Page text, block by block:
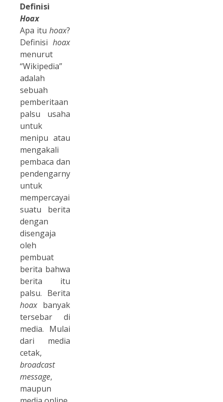
Definisi
Hoax
Apa itu hoax?
Definisi hoax
menurut
“Wikipedia”
adalah
sebuah
pemberitaan
palsu usaha
untuk
menipu atau
mengakali
pembaca dan
pendengarnya,
untuk
mempercayainya
suatu berita
dengan
disengaja
oleh
pembuat
berita bahwa
berita itu
palsu. Berita
hoax banyak
tersebar di
media. Mulai
dari media
cetak,
broadcast
message,
maupun